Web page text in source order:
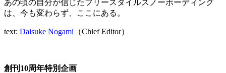
あの頃の自分が信じたフリースタイルスノーボーディング
は、今も変わらず、ここにある。
text: Daisuke Nogami （Chief Editor）
創刊10周年特別企画